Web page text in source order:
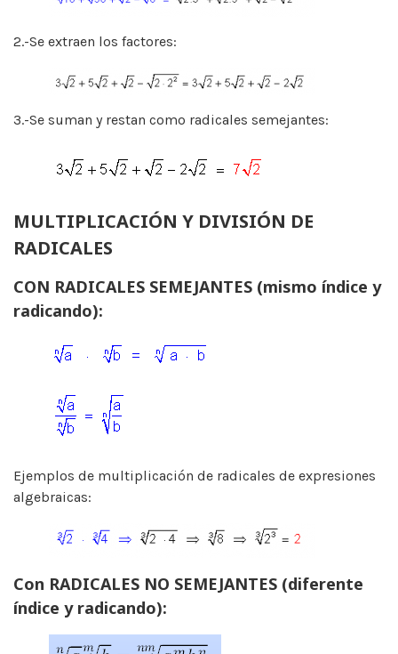
2.-Se extraen los factores:
3.-Se suman y restan como radicales semejantes:
MULTIPLICACIÓN Y DIVISIÓN DE
RADICALES
CON RADICALES SEMEJANTES (mismo índice y
radicando):
Ejemplos de multiplicación de radicales de expresiones
algebraicas:
Con RADICALES NO SEMEJANTES (diferente
índice y radicando):